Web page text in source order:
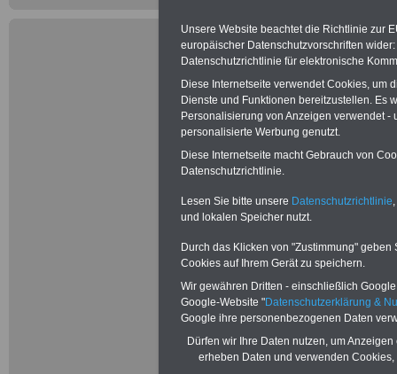
INFO-SERVICE
Öffentlicher
Dipl. Verw. Uwe
Carl-Ludwig-
Tel:0179 / 42
Fax:0201 / 87
E-Mail:
Unsere Website beachtet die Richtlinie zur
europäischer Datenschutzvorschriften
Datenschutzrichtlinie für elektronische
Diese Internetseite verwendet Cookies, um
Dienste und Funktionen bereitzustellen. Es
Personalisierung von Anzeigen verwendet
personalisierte Werbung genutzt.
Diese Internetseite macht Gebrauch von
Datenschutzrichtlinie.
Lesen Sie bitte unsere Datenschutzrichtlinie
und lokalen Speicher nutzt.
Durch das Klicken von "Zustimmung"
Cookies auf Ihrem Gerät zu speichern.
Wir gewähren Dritten - einschließlich
Google-Website "Datenschutzerklärung &
Google ihre personenbezogenen Daten
Dürfen wir Ihre Daten nutzen, um
erheben Daten und verwenden